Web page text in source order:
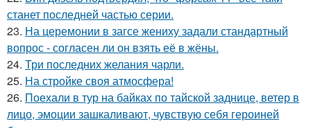
станет последней частью серии.
23. На церемонии в загсе жениху задали стандартный
вопрос - согласен ли он взять её в жёны.
24. Три последних желания чарли.
25. На стройке своя атмосфера!
26. Поехали в тур на байках по тайской заднице, ветер в
лицо, эмоции зашкаливают, чувствую себя героиней